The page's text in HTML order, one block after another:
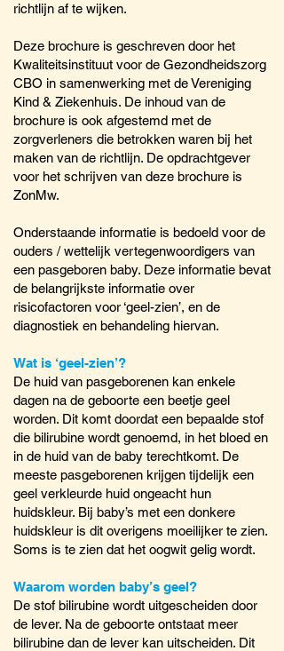
richtlijn af te wijken.
Deze brochure is geschreven door het
Kwaliteitsinstituut voor de Gezondheidszorg
CBO in samenwerking met de Vereniging
Kind & Ziekenhuis. De inhoud van de
brochure is ook afgestemd met de
zorgverleners die betrokken waren bij het
maken van de richtlijn. De opdrachtgever
voor het schrijven van deze brochure is
ZonMw.
Onderstaande informatie is bedoeld voor de
ouders / wettelijk vertegenwoordigers van
een pasgeboren baby. Deze informatie bevat
de belangrijkste informatie over
risicofactoren voor ‘geel-zien’, en de
diagnostiek en behandeling hiervan.
Wat is ‘geel-zien’?
De huid van pasgeborenen kan enkele
dagen na de geboorte een beetje geel
worden. Dit komt doordat een bepaalde stof
die bilirubine wordt genoemd, in het bloed en
in de huid van de baby terechtkomt. De
meeste pasgeborenen krijgen tijdelijk een
geel verkleurde huid ongeacht hun
huidskleur. Bij baby’s met een donkere
huidskleur is dit overigens moeilijker te zien.
Soms is te zien dat het oogwit gelig wordt.
Waarom worden baby’s geel?
De stof bilirubine wordt uitgescheiden door
de lever. Na de geboorte ontstaat meer
bilirubine dan de lever kan uitscheiden. Dit